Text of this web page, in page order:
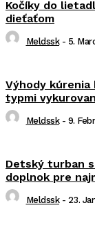
Kočíky do
dieťaťom
Meldssk - 5.
Výhody kúrenia
typmi
Meldssk - 9.
Detský turban
doplnok pre
Meldssk - 23.